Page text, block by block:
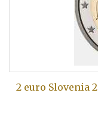
2 euro Slovenia